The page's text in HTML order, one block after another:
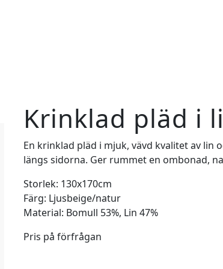
Krinklad pläd i
En krinklad pläd i mjuk, vävd kvalitet av lin
längs sidorna. Ger rummet en ombonad,
Storlek: 130x170cm
Färg: Ljusbeige/natur
Material: Bomull 53%, Lin 47%
Pris på förfrågan